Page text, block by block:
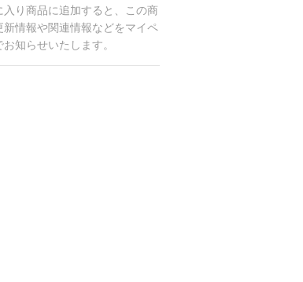
入り商品に追加すると、この商
新情報や関連情報などをマイペ
お知らせいたします。